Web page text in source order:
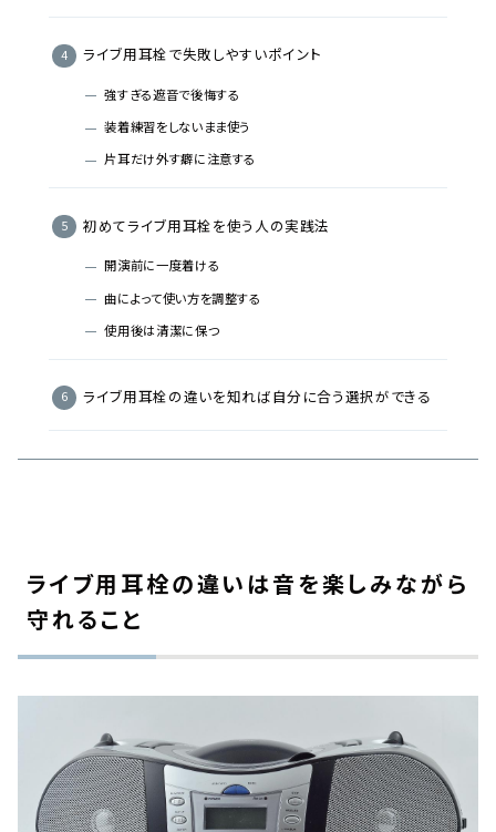
ライブ用耳栓で失敗しやすいポイント
強すぎる遮音で後悔する
装着練習をしないまま使う
片耳だけ外す癖に注意する
初めてライブ用耳栓を使う人の実践法
開演前に一度着ける
曲によって使い方を調整する
使用後は清潔に保つ
ライブ用耳栓の違いを知れば自分に合う選択ができる
ライブ用耳栓の違いは音を楽しみながら
守れること